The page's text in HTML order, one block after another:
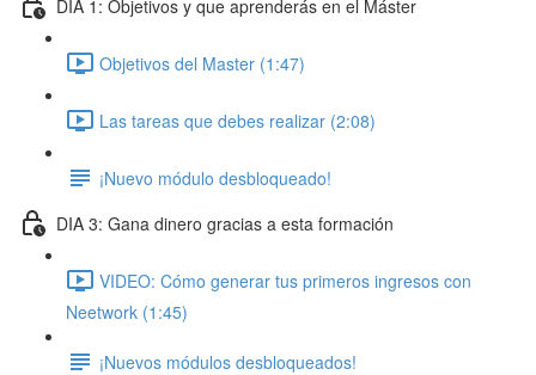
DIA 1: Objetivos y que aprenderás en el Máster
Objetivos del Master (1:47)
Las tareas que debes realizar (2:08)
¡Nuevo módulo desbloqueado!
DIA 3: Gana dinero gracias a esta formación
VIDEO: Cómo generar tus primeros ingresos con
Neetwork (1:45)
¡Nuevos módulos desbloqueados!